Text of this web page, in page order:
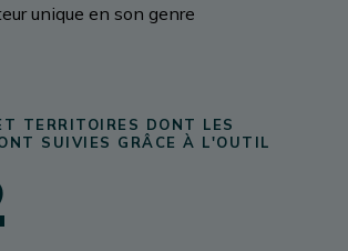
unique en son genre
TERRITOIRES DONT LES
SUIVIES GRÂCE À L'OUTIL